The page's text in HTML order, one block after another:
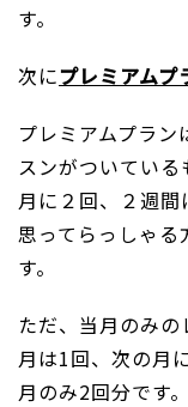
す。
次にプレミアムプ
プレミアムプラ
スンがついている
月に２回、２週
思ってらっしゃ
す。
ただ、当月のみ
月は1回、次の月
月のみ2回分です。